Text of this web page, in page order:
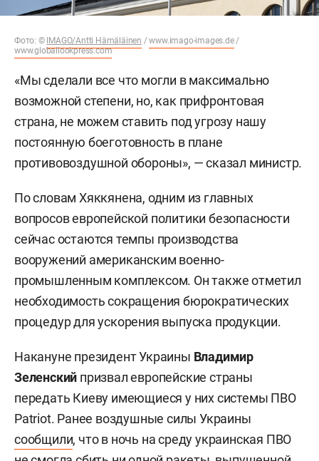
Фото: © IMAGO/Antti Hämäläinen /www.imago-images.de/
www.globallookpress.com
«Мы сделали все что могли в максимально
возможной степени, но, как прифронтовая
страна, не можем ставить под угрозу нашу
постоянную боеготовность в плане
противовоздушной обороны», — сказал министр.
По словам Хяккянена, одним из главных
вопросов европейской политики безопасности
сейчас остаются темпы производства
вооружений американским военно-
промышленным комплексом. Он также отметил
необходимость сокращения бюрократических
процедур для ускорения выпуска продукции.
Накануне президент Украины Владимир
Зеленский призвал европейские страны
передать Киеву имеющиеся у них системы ПВО
Patriot. Ранее воздушные силы Украины
сообщили, что в ночь на среду украинская ПВО